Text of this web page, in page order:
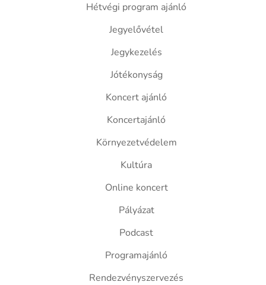
Hétvégi program ajánló
Jegyelővétel
Jegykezelés
Jótékonyság
Koncert ajánló
Koncertajánló
Környezetvédelem
Kultúra
Online koncert
Pályázat
Podcast
Programajánló
Rendezvényszervezés